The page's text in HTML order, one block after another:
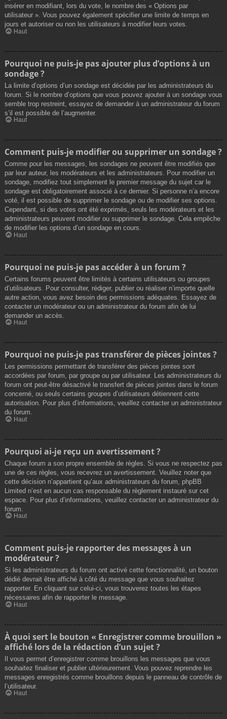
insérer en modifiant, lors du vote, le nombre des « Options par
utilisateur ». Vous pouvez également spécifier une limite de temps en
jours et autoriser ou non les utilisateurs à modifier leurs votes.
Haut
Pourquoi ne puis-je pas ajouter plus d’options à un
sondage ?
La limite d’options d’un sondage est décidée par les administrateurs du
forum. Si le nombre d’options que vous pouvez ajouter à un sondage vous
semble trop restreint, essayez de demander à un administrateur du forum
s’il est possible de l’augmenter.
Haut
Comment puis-je modifier ou supprimer un sondage ?
Comme pour les messages, les sondages ne peuvent être modifiés que
par leur auteur, les modérateurs et les administrateurs. Pour modifier un
sondage, modifiez tout simplement le premier message du sujet car le
sondage est obligatoirement associé à ce dernier. Si personne n’a encore
voté, il est possible de supprimer le sondage ou de modifier ses options.
Cependant, si des votes ont été exprimés, seuls les modérateurs et les
administrateurs peuvent modifier ou supprimer le sondage. Cela empêche
de modifier les options d’un sondage en cours.
Haut
Pourquoi ne puis-je pas accéder à un forum ?
Certains forums peuvent être limités à certains utilisateurs ou groupes
d’utilisateurs. Pour consulter, rédiger, publier ou réaliser n’importe quelle
autre action, vous avez besoin des permissions adéquates. Essayez de
contacter un modérateur ou un administrateur du forum afin de lui
demander un accès.
Haut
Pourquoi ne puis-je pas transférer de pièces jointes ?
Les permissions permettant de transférer des pièces jointes sont
accordées par forum, par groupe ou par utilisateur. Les administrateurs du
forum ont peut-être désactivé le transfert de pièces jointes dans le forum
concerné, ou seuls certains groupes d’utilisateurs détiennent cette
autorisation. Pour plus d’informations, veuillez contacter un administrateur
du forum.
Haut
Pourquoi ai-je reçu un avertissement ?
Chaque forum a son propre ensemble de règles. Si vous ne respectez pas
une de ces règles, vous recevrez un avertissement. Veuillez noter que
cette décision n’appartient qu’aux administrateurs du forum, phpBB
Limited n’est en aucun cas responsable du règlement instauré sur cet
espace. Pour plus d’informations, veuillez contacter un administrateur du
forum.
Haut
Comment puis-je rapporter des messages à un
modérateur ?
Si les administrateurs du forum ont activé cette fonctionnalité, un bouton
dédié devrait être affiché à côté du message que vous souhaitez
rapporter. En cliquant sur celui-ci, vous trouverez toutes les étapes
nécessaires afin de rapporter le message.
Haut
À quoi sert le bouton « Enregistrer comme brouillon »
affiché lors de la rédaction d’un sujet ?
Il vous permet d’enregistrer comme brouillons les messages que vous
souhaitez finaliser et publier ultérieurement. Vous pouvez reprendre les
messages enregistrés comme brouillons depuis le panneau de contrôle de
l’utilisateur.
Haut